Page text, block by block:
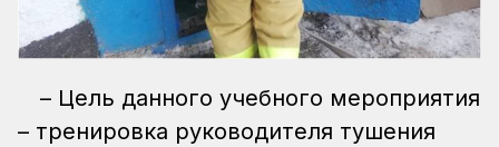
– Цель данного учебного мероприятия
– тренировка руководителя тушения